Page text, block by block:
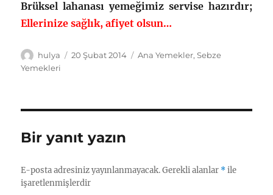
Brüksel lahanası yemeğimiz servise hazırdır;
Ellerinize sağlık, afiyet olsun…
Yazar
hulya
Yayın
20 Şubat 2014 Kategoriler
Ana Yemekler,Sebze
Yemekleri
Bir yanıt yazın
E-posta adresiniz yayınlanmayacak. Gerekli alanlar *ile
işaretlenmişlerdir